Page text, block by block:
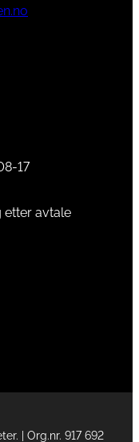
17
etter avtale
| Org.nr. 917 692